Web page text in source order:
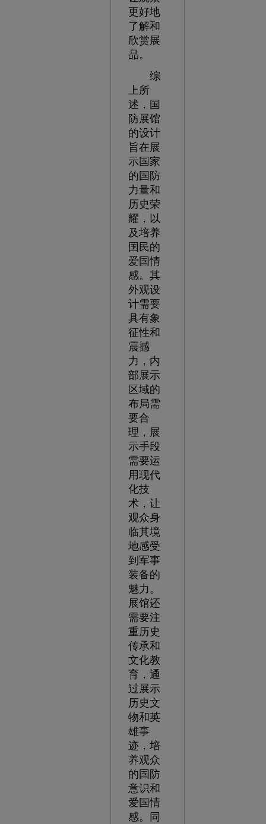
更好地
了解和
欣赏展
品。
综
上所
述，国
防展馆
的设计
旨在展
示国家
的国防
力量和
历史荣
耀，以
及培养
国民的
爱国情
感。其
外观设
计需要
具有象
征性和
震撼
力，内
部展示
区域的
布局需
要合
理，展
示手段
需要运
用现代
化技
术，让
观众身
临其境
地感受
到军事
装备的
魅力。
展馆还
需要注
重历史
传承和
文化教
育，通
过展示
历史文
物和英
雄事
迹，培
养观众
的国防
意识和
爱国情
感。同